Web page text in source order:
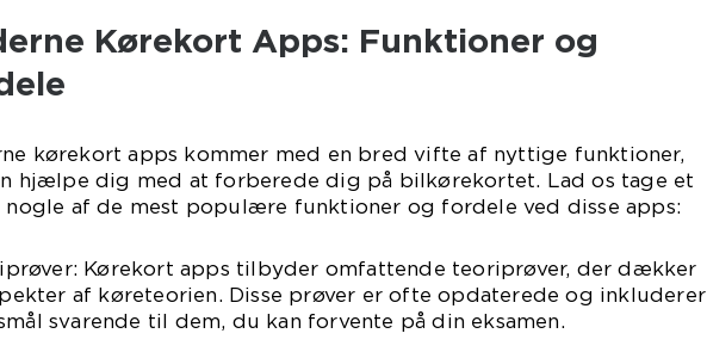
Kørekort Apps: Funktioner og
kørekort apps kommer med en bred vifte af nyttige funktioner,
hjælpe dig med at forberede dig på bilkørekortet. Lad os tage et
nogle af de mest populære funktioner og fordele ved disse apps:
Kørekort apps tilbyder omfattende teoriprøver, der dækker
af køreteorien. Disse prøver er ofte opdaterede og inkluderer
svarende til dem, du kan forvente på din eksamen.